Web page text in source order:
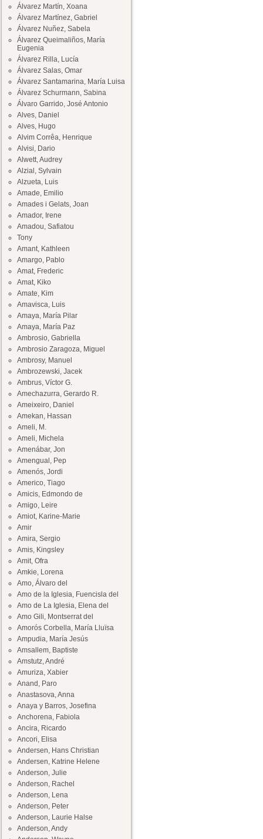
Álvarez Martín, Xoana
Álvarez Martínez, Gabriel
Álvarez Nuñez, Sabela
Álvarez Queimaliños, María
Eugenia
Álvarez Rilla, Lucía
Álvarez Salas, Omar
Álvarez Santamarina, María Luisa
Álvarez Schurmann, Sabina
Álvaro Garrido, José Antonio
Alves, Daniel
Alves, Hugo
Alvim Corrêa, Henrique
Alvisi, Dario
Alwett, Audrey
Alzial, Sylvain
Alzueta, Luis
Amade, Emilio
Amades i Gelats, Joan
Amador, Irene
Amadou, Safiatou
Tony
Amant, Kathleen
Amargo, Pablo
Amat, Frederic
Amat, Kiko
Amate, Kim
Amavisca, Luis
Amaya, María Pilar
Amaya, María Paz
Ambrosio, Gabriella
Ambrosio Zaragoza, Miguel
Ambrosy, Manuel
Ambrozewski, Jacek
Ambrus, Víctor G.
Amechazurra, Gerardo R.
Ameixeiro, Daniel
Amekan, Hassan
Ameli, M.
Ameli, Michela
Amenábar, Jon
Amengual, Pep
Amenós, Jordi
Americo, Tiago
Amicis, Edmondo de
Amigo, Leire
Amiot, Karine-Marie
Amir
Amira, Sergio
Amis, Kingsley
Amit, Ofra
Amkie, Lorena
Amo, Álvaro del
Amo de la Iglesia, Fuencisla del
Amo de La Iglesia, Elena del
Amo Gili, Montserrat del
Amorós Corbella, María Lluïsa
Ampudia, María Jesús
Amsallem, Baptiste
Amstutz, André
Amuriza, Xabier
Anand, Paro
Anastasova, Anna
Anaya y Barros, Josefina
Anchorena, Fabiola
Ancira, Ricardo
Ancori, Elisa
Andersen, Hans Christian
Andersen, Katrine Helene
Anderson, Julie
Anderson, Rachel
Anderson, Lena
Anderson, Peter
Anderson, Laurie Halse
Anderson, Andy